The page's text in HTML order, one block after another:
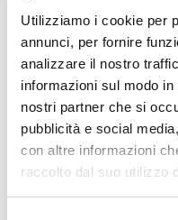
Utilizziamo i cookie per
annunci, per fornire
analizzare il nostro
informazioni sul modo
nostri partner che si
pubblicità e social
con altre informazioni
raccolto dal suo utilizzo
PATOLOGIA CLINICA
Laurea in TECNICHE DELLA
E NEI LUOGHI DI LAVORO
PREVENZIONE
Modulo diELEMENTI DI
PRIMO SOCCORSO
PATOLOGIA CLINICA
IMMAGINI E RADIOTERAPIA